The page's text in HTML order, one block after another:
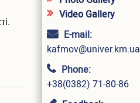
Video Gallery
E-mail:
kafmov@univer.km.ua
Phone:
+38(0382) 71-80-86